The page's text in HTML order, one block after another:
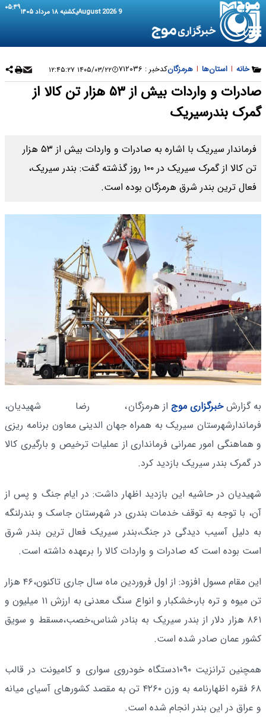
9 August 2026 یکشنبه ۱۸ مرداد ۱۴۰۵ ۰۵:۴۹
خانه | استان‌ها | هرمزگانکدخبر : ۷۱۲۰۳۶ ۱۴۰۵/۰۳/۲۲ ۱۲:۴۵:۲۷
صادرات و واردات بیش از ۵۳ هزار تن کالا از
گمرک بندرسیریک
فرماندار سیریک با اشاره به صادرات و واردات بیش از ۵۳ هزار
تن کالا از گمرک سیریک در ۱۰۰ روز گذشته گفت: بندر سیریک،
فعال ترین بندر شرق هرمزگان بوده است.
به گزارشخبرگزاری موج از هرمزگان، رضا شهیدیان،
فرماندارشهرستان سیریک به همراه جهان الدینی معاون برنامه ریزی
و هماهنگی امور عمرانی فرمانداری از عملیات ترخیص و بارگیری کالا
در گمرک بندر سیریک بازدید کرد.
شهیدیان در حاشیه این بازدید اظهار داشت: در ایام جنگ و پس از
آن، با توجه به توقف خدمات بندری در شهرستان جاسک و بندرلنگه
به دلیل آسیب دیدگی در جنگ،بندر سیریک فعال ترین بندر شرق
است بوده است که صادرات و واردات کالا را برعهده داشته است.
این مقام مسول افزود: از اول فروردین ماه سال جاری تاکنون،۴۶ هزار
تن میوه و تره بار،خشکبار و انواع سنگ معدنی به ارزش ۱۱ میلیون و
۸۶۱ هزار دلار از بندر سیریک به بنادر شناس،خصب،مسقط و سویق
کشور عمان صادر شده است.
همچنین ترانزیت ۱۰۹۰دستگاه خودروی سواری و کامیونت در قالب
۶۸ فقره اظهارنامه به وزن ۴۲۶۰ تن به مقصد کشورهای آسیای میانه
و عراق در این بندر انجام شده است.